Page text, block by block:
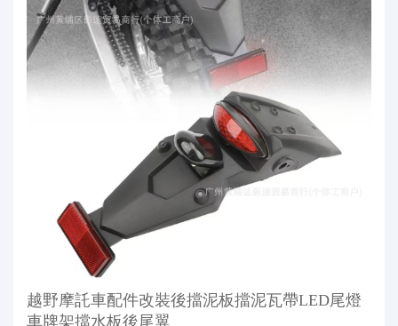
越野摩託車配件改裝後擋泥板擋泥瓦帶LED尾燈
車牌架擋水板後尾翼